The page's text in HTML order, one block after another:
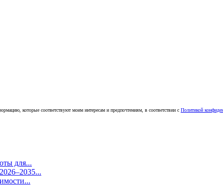
которые соответствуют моим интересам и предпочтениям, в соответствии с Политикой
для...